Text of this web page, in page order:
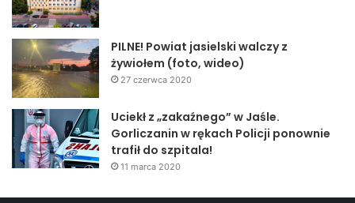
PILNE! Powiat jasielski walczy z
żywiołem (foto, wideo)
27 czerwca 2020
Uciekł z „zakaźnego” w Jaśle.
Gorliczanin w rękach Policji ponownie
trafił do szpitala!
11 marca 2020